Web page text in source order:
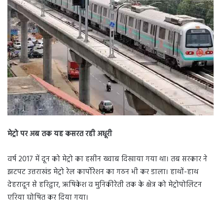
मेट्रो पर अब तक यह कसरत रही अधूरी
वर्ष 2017 में दून को मेट्रो का हसीन ख्वाब दिखाया गया था। तब सरकार ने
झटपट उत्तराखंड मेट्रो रेल कार्पोरेशन का गठन भी कर डाला। हाथों-हाथ
देहरादून से हरिद्वार, ऋषिकेश व मुनिकीरेती तक के क्षेत्र को मेट्रोपोलिटन
एरिया घोषित कर दिया गया।